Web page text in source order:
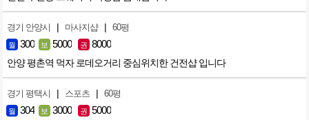
경기 안양시 | 마사지샵 | 60평
월 300 보 5000 권 8000
안양 평촌역 먹자 로데오거리 중심위치한 건전샵 입니다
경기 평택시 | 스포츠 | 60평
월 304 보 3000 권 5000